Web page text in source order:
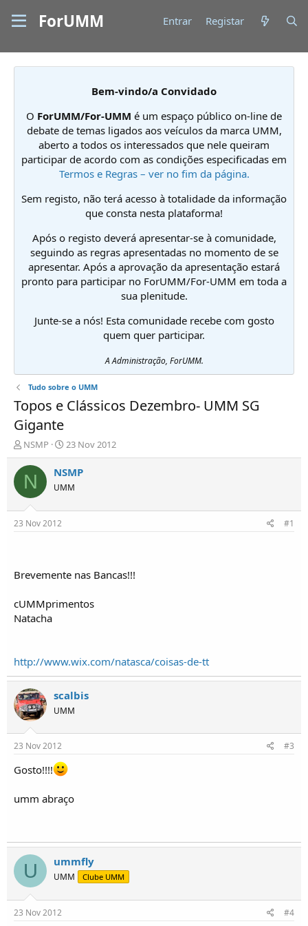
ForUMM Entrar Registar
Bem-vindo/a Convidado
O ForUMM/For-UMM é um espaço público on-line de
debate de temas ligados aos veículos da marca UMM,
aberto a todos os interessados que nele queiram
participar de acordo com as condições especificadas em
Termos e Regras – ver no fim da página.
Sem registo, não terá acesso à totalidade da informação
que consta nesta plataforma!
Após o registo deverá apresentar-se à comunidade,
seguindo as regras apresentadas no momento de se
apresentar. Após a aprovação da apresentação estará
pronto para participar no ForUMM/For-UMM em toda a
sua plenitude.
Junte-se a nós! Esta comunidade recebe com gosto
quem quer participar.
A Administração, ForUMM.
Tudo sobre o UMM
Topos e Clássicos Dezembro- UMM SG
Gigante
I
n
i
c
i
d
o
T
p
i
NSMP
D
a
t
d
o
23 Nov 2012
N NSMP
UMM
23 Nov 2012 #1
Brevemente nas Bancas!!!
cUMMprimentos
Natacha
http://www.wix.com/natasca/coisas-de-tt
scalbis
UMM
23 Nov 2012 #3
Gosto!!!!
umm abraço
U ummfly
UMM Clube UMM
23 Nov 2012 #4